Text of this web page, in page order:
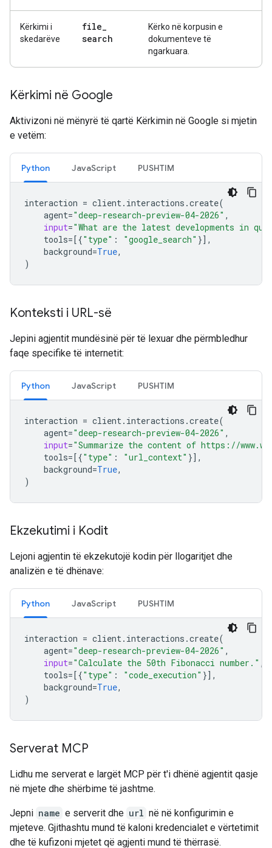
Kërkimi i
skedarëve
file_
search
Kërko në korpusin e
dokumenteve të
ngarkuara.
Kërkimi në Google
Aktivizoni në mënyrë të qartë Kërkimin në Google si mjetin
e vetëm:
Python JavaScript PUSHTIM
interaction = client. interactions .create(
agent="deep-research-preview-04-2026" ,
input="What are the latest developments in
tools=[{"type" : "google_search" }],
background=True,
)
Konteksti i URL-së
Jepini agjentit mundësinë për të lexuar dhe përmbledhur
faqe specifike të internetit:
Python JavaScript PUSHTIM
interaction = client. interactions .create(
agent="deep-research-preview-04-2026" ,
input="Summarize the content of https://
tools=[{"type" : "url_context" }],
background=True,
)
Ekzekutimi i Kodit
Lejoni agjentin të ekzekutojë kodin për llogaritjet dhe
analizën e të dhënave:
Python JavaScript PUSHTIM
interaction = client. interactions .create(
agent="deep-research-preview-04-2026" ,
input="Calculate the 50th Fibonacci number." ,
tools=[{"type" : "code_execution" }],
background=True,
)
Serverat MCP
Lidhu me serverat e largët MCP për t'i dhënë agjentit qasje
në mjete dhe shërbime të jashtme.
Jepni name e serverit dhe url në në konfigurimin e
mjeteve. Gjithashtu mund të kaloni kredencialet e vërtetimit
dhe të kufizoni mjetet që agjenti mund të thërrasë.